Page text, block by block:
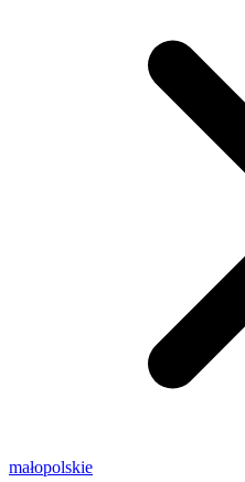
małopolskie